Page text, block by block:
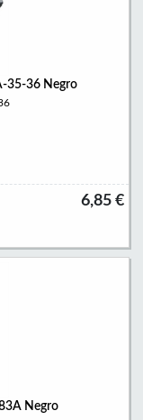
35-36 Negro
6,85 €
Negro